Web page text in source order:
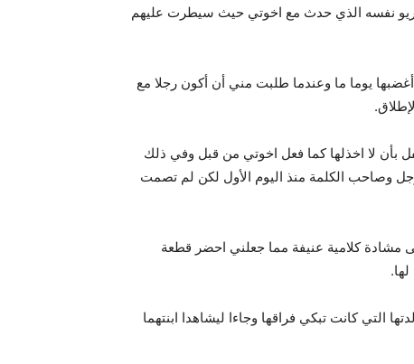
نفسه الذي حدث مع اخوتي حيث سيطرت عليهم
يوما ما وعندما طلبت مني أن أكون رجلا مع
بأن لا اخذلها كما فعل اخوتي من قبل وفي ذلك
وصاحب الكلمة منذ اليوم الأول لكن لم تصمت
مشادة كلامية عنيفة مما جعلني احضر قطعة
التي كانت تبكي فراقها وجاءا ليشاهدا ابنتهما